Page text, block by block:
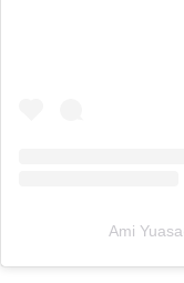
Ami